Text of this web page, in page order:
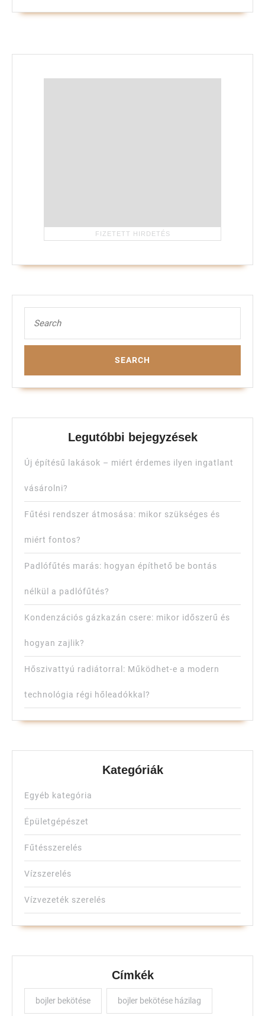
for:
Legutóbbi bejegyzések
Új építésű lakások – miért érdemes ilyen ingatlant
vásárolni?
Fűtési rendszer átmosása: mikor szükséges és
miért fontos?
Padlófűtés marás: hogyan építhető be bontás
nélkül a padlófűtés?
Kondenzációs gázkazán csere: mikor időszerű és
hogyan zajlik?
Hőszivattyú radiátorral: Működhet-e a modern
technológia régi hőleadókkal?
Kategóriák
Egyéb kategória
Épületgépészet
Fűtésszerelés
Vízszerelés
Vízvezeték szerelés
Címkék
bojler bekötése bojler bekötése házilag